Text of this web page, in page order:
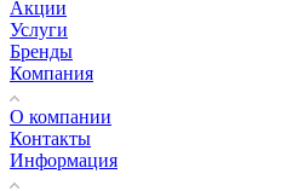
Акции
Услуги
Бренды
Компания
О компании
Контакты
Информация